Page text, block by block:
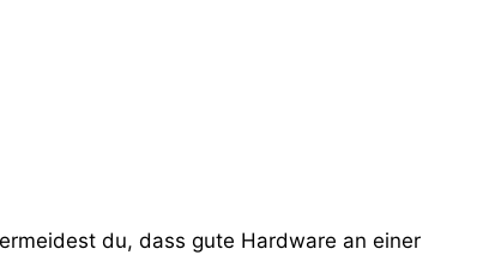
du, dass gute Hardware an einer